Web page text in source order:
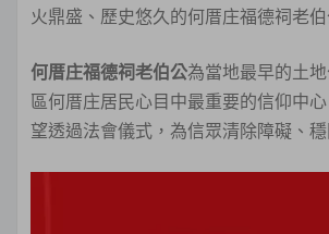
火鼎盛、歷史悠久的何厝庄福德祠老
何厝庄福德祠老伯公為當地最早的土
區何厝庄居民心目中最重要的信仰中
望透過法會儀式，為信眾清除障礙、